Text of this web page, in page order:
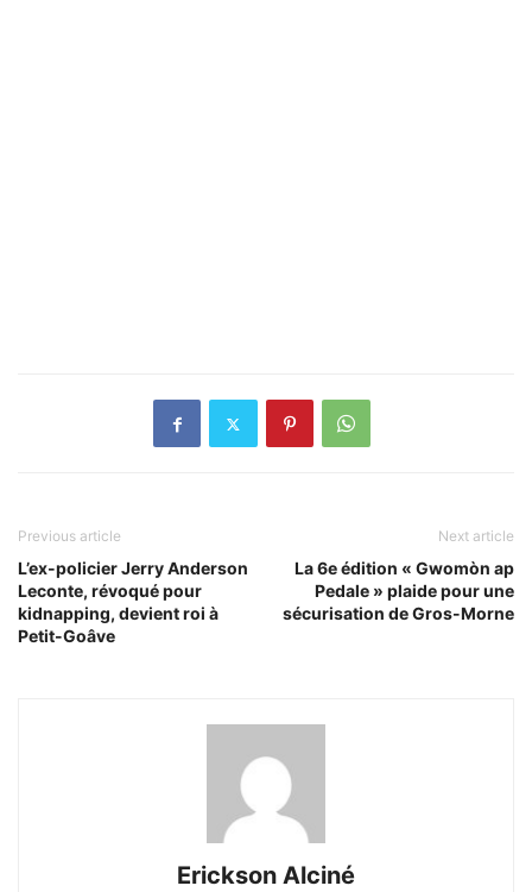
Previous article
L’ex-policier Jerry Anderson
Leconte, révoqué pour
kidnapping, devient roi à
Petit-Goâve
Next article
La 6e édition « Gwomòn ap
Pedale » plaide pour une
sécurisation de Gros-Morne
Erickson Alciné